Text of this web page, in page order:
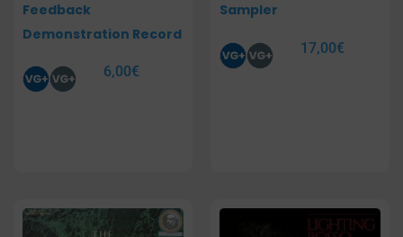
Feedback
Demonstration Record
6,00€
Sampler
17,00€